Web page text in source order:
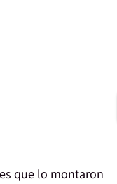
que lo montaron